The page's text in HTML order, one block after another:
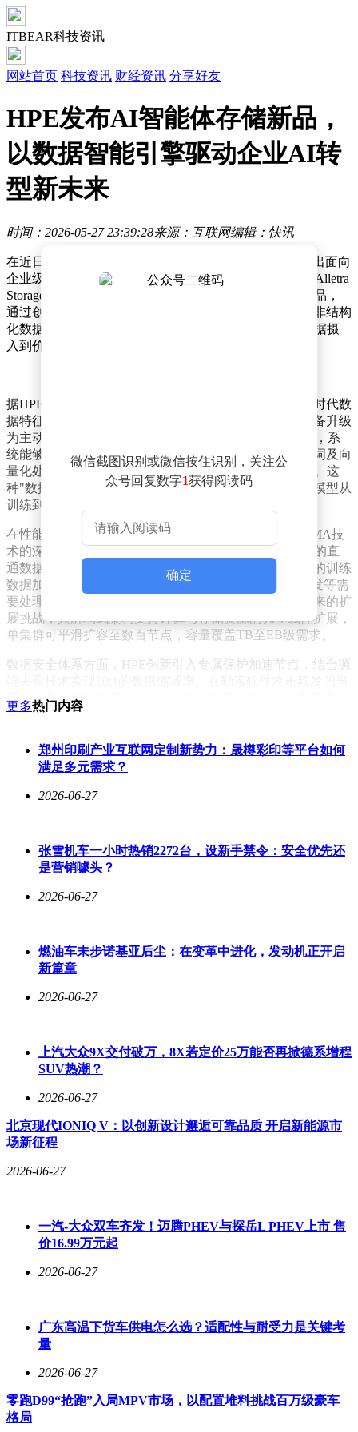
ITBEAR科技资讯
网站首页 科技资讯 财经资讯 分享好友
HPE发布AI智能体存储新品，
以数据智能引擎驱动企业AI转
型新未来
时间：2026-05-27 23:39:28来源：互联网编辑：快讯
在近日于北京举办的一场存储技术盛会上，HPE正式推出面向
企业级市场的新一代文件与对象存储解决方案——HPE Alletra
Storage MP X10000。这款被定义为"AI智能体存储"的产品，
通过创新的软硬解耦架构与数据智能引擎，重新定义了非结构
化数据管理标准，为AI训练、实时分析等场景提供从数据摄
入到价值转化的全链路支撑。
据HPE中国存储事业部总经理张楠介绍，该产品专为AI时代数
据特征设计，其核心突破在于将存储系统从被动记录设备升级
为主动智能体。通过内置的MCP服务器与数据智能引擎，系
统能够在数据写入瞬间自动完成分类、元数据提取、分词及向
量化处理，使非结构化数据直接转化为AI可消费的格式。这
种"数据觉醒"能力配合Instant RAG功能，可显著缩短AI模型从
训练到部署的周期。
在性能层面，X10000通过全闪介质与NVIDIA GDS/RDMA技
术的深度整合，构建起GPU内存、系统内存与存储之间的直
通数据通道。实测数据显示，该方案可使百亿参数模型的训练
数据加载时间缩短60%，特别适用于自动驾驶、药物研发等需
要处理海量多模态数据的场景。针对数据爆炸式增长带来的扩
展挑战，其解耦式架构支持计算与存储资源的独立线性扩展，
单集群可平滑扩容至数百节点，容量覆盖TB至EB级需求。
数据安全体系方面，HPE创新引入专属保护加速节点，结合源
下，其备份吞吐量可达2.5PB/小时，恢复速度较传统方案提升
22倍。某金融行业客户现场演示显示，系统在模拟攻击场景
镜舟科技生态负责人李肇分享了基于该产品的创新实践。通过
日志、质量检测图像等异构数据的秒级查询，使产线良品率预
测准确率提升至98%。这种存储与分析的深度协同，验证了智
能存储在工业互联网场景中的落地价值。
运维管理层面，HPE GreenLake云平台赋予X10000"即插即
议限制，可在同一套硬件上同时承载块、文件、对象存储需
求，帮助企业将存储TCO降低40%以上。
随着AI技术从实验室走向规模化生产，数据存储正从基础设
建起覆盖数据全生命周期的安全防护体系。这种将存储能力转
化为生产力的设计理念，或将重新划分企业级存储市场的竞争
微信截图识别或微信按住识别，关注公
众号回复数字1获得阅读码
确定
更多热门内容
郑州印刷产业互联网定制新势力：晟樽彩印等平台如何
满足多元需求？
2026-06-27
张雪机车一小时热销2272台，设新手禁令：安全优先还
是营销噱头？
2026-06-27
燃油车未步诺基亚后尘：在变革中进化，发动机正开启
新篇章
2026-06-27
上汽大众9X交付破万，8X若定价25万能否再掀德系增程
SUV热潮？
2026-06-27
北京现代IONIQ V：以创新设计邂逅可靠品质 开启新能源市
场新征程
2026-06-27
一汽-大众双车齐发！迈腾PHEV与探岳L PHEV上市 售
价16.99万元起
2026-06-27
广东高温下货车供电怎么选？适配性与耐受力是关键考
量
2026-06-27
零跑D99“抢跑”入局MPV市场，以配置堆料挑战百万级豪车
格局